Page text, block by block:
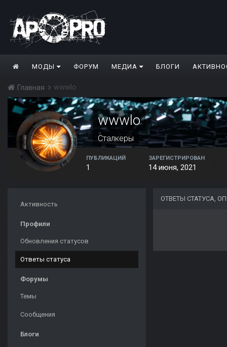
МОДЫ ФОРУМ МЕДИА БЛОГИ
Главная wwwlo
wwwlo
Сталкеры
ПУБЛИКАЦИЙ
1
ЗАРЕГИСТРИРОВАН
14 июня, 2021
Активность
Профили
Обновления статусов
Ответы статуса
Форумы
Темы
Сообщения
Блоги
ОТВЕТЫ СТАТУСА,